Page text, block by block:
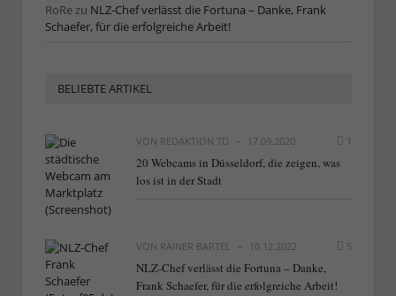
RoRezu NLZ-Chef verlässt die Fortuna – Danke, Frank
Schaefer, für die erfolgreiche Arbeit!
BELIEBTE ARTIKEL
VON REDAKTION TD 17.09.2020 1
20 Webcams in Düsseldorf, die zeigen, was
los ist in der Stadt
VON RAINER BARTEL 10.12.2022 5
NLZ-Chef verlässt die Fortuna – Danke,
Frank Schaefer, für die erfolgreiche Arbeit!